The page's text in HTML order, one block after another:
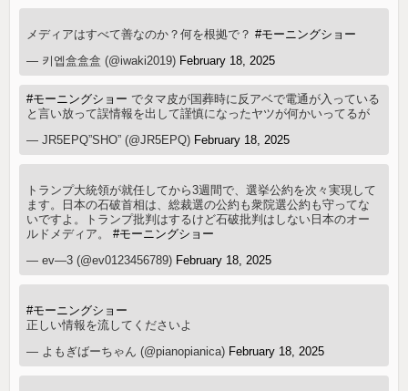
メディアはすべて善なのか？何を根拠で？#モーニングショー
— 키엡盒盒盒 (@iwaki2019) February 18, 2025
#モーニングショー でタマ皮が国葬時に反アベで電通が入っている
と言い放って誤情報を出して謹慎になったヤツが何かいってるが
— JR5EPQ”SHO” (@JR5EPQ) February 18, 2025
トランプ大統領が就任してから3週間で、選挙公約を次々実現して
ます。日本の石破首相は、総裁選の公約も衆院選公約も守ってな
いですよ。トランプ批判はするけど石破批判はしない日本のオー
ルドメディア。#モーニングショー
— ev—3 (@ev0123456789) February 18, 2025
#モーニングショー
正しい情報を流してくださいよ
— よもぎばーちゃん (@pianopianica) February 18, 2025